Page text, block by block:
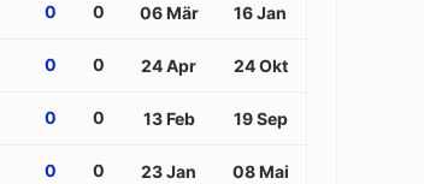
0 0 06 Mär 16 Jan
0 0 24 Apr 24 Okt
0 0 13 Feb 19 Sep
0 0 23 Jan 08 Mai